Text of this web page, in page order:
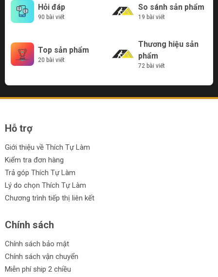
Hỏi đáp
90 bài viết
So sánh sản phẩm
19 bài viết
Top sản phẩm
20 bài viết
Thương hiệu sản
phẩm
72 bài viết
Hỗ trợ
Giới thiệu về Thích Tự Làm
Kiểm tra đơn hàng
Trả góp Thích Tự Làm
Lý do chọn Thích Tự Làm
Chương trình tiếp thị liên kết
Chính sách
Chính sách bảo mật
Chính sách vận chuyển
Miễn phí ship 2 chiều